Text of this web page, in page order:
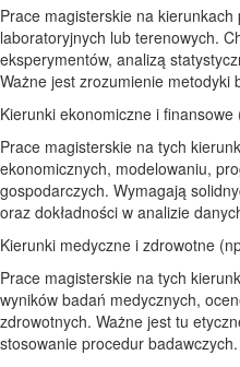
Prace magisterskie na
laboratoryjnych lub terenowych.
eksperymentów, analizą
Ważne jest zrozumienie metodyki
Kierunki ekonomiczne i
Prace magisterskie na tych
ekonomicznych, modelowaniu,
gospodarczych. Wymagają
oraz dokładności w analizie
Kierunki medyczne i zdrowotne
Prace magisterskie na tych
wyników badań medycznych,
zdrowotnych. Ważne jest tu
stosowanie procedur badawczych.